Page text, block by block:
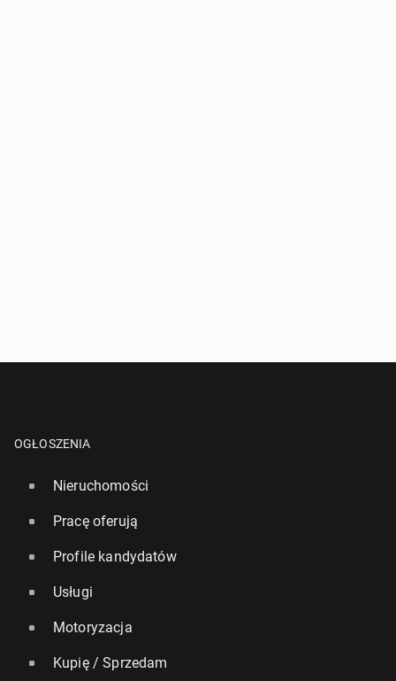
OGŁOSZENIA
Nieruchomości
Pracę oferują
Profile kandydatów
Usługi
Motoryzacja
Kupię / Sprzedam